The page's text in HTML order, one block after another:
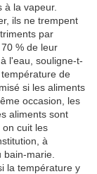
à la vapeur.
ils ne trempent
par
% de leur
l'eau, souligne-t-
de
si les aliments
occasion, les
aliments sont
cuit les
à
marie.
la température y